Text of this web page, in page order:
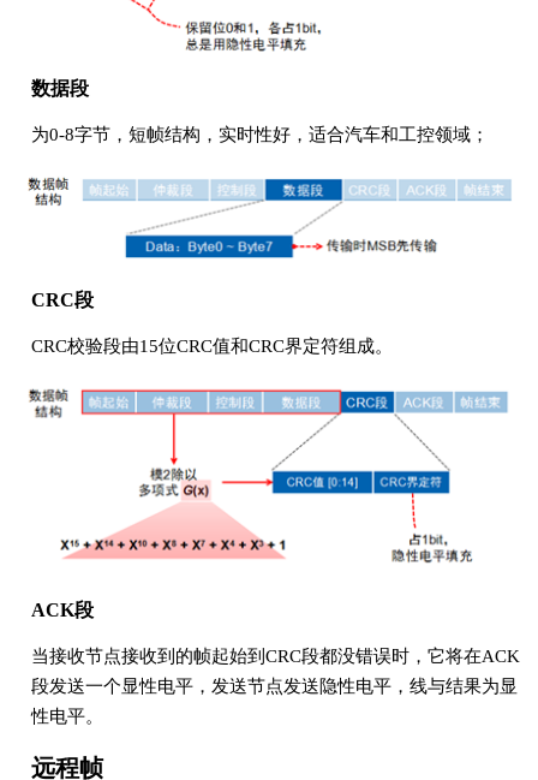
数据段
为0-8字节，短帧结构，实时性好，适合汽车和工控领域；
CRC段
CRC校验段由15位CRC值和CRC界定符组成。
ACK段
当接收节点接收到的帧起始到CRC段都没错误时，它将在ACK
段发送一个显性电平，发送节点发送隐性电平，线与结果为显
性电平。
远程帧